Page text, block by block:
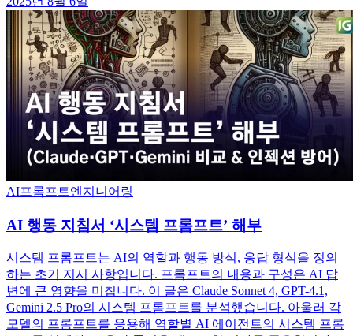
AI프롬프트엔지니어링
AI 행동 지침서 ‘시스템 프롬프트’ 해부
시스템 프롬프트는 AI의 역할과 행동 방식, 응답 형식을 정의
하는 초기 지시 사항입니다. 프롬프트의 내용과 구성은 AI 답
변에 큰 영향을 미칩니다. 이 글은 Claude Sonnet 4, GPT-4.1,
Gemini 2.5 Pro의 시스템 프롬프트를 분석했습니다. 아울러 각
모델의 프롬프트를 응용해 역할별 AI 에이전트의 시스템 프롬